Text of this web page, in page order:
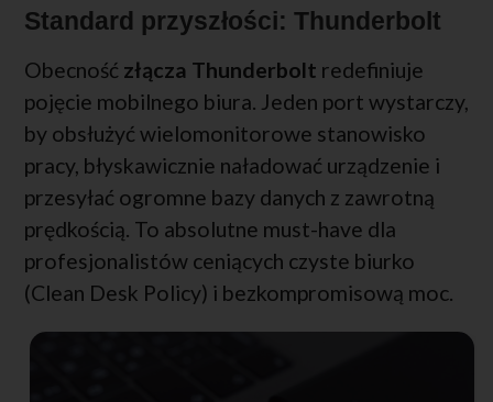
Standard przyszłości: Thunderbolt
Obecność złącza Thunderbolt redefiniuje
pojęcie mobilnego biura. Jeden port wystarczy,
by obsłużyć wielomonitorowe stanowisko
pracy, błyskawicznie naładować urządzenie i
przesyłać ogromne bazy danych z zawrotną
prędkością. To absolutne must-have dla
profesjonalistów ceniących czyste biurko
(Clean Desk Policy) i bezkompromisową moc.